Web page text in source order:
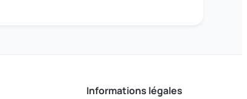
Informations légales